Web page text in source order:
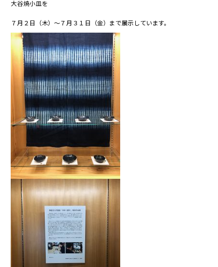
大谷焼小皿を
７月２日（木）～７月３１日（金）まで展示しています。